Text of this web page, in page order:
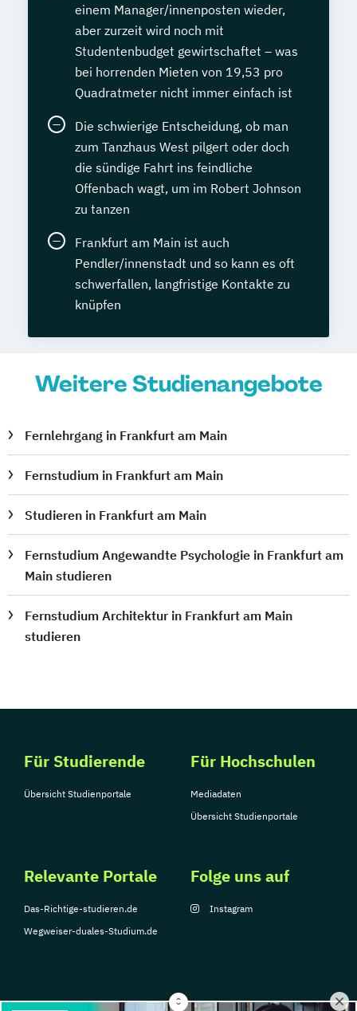
einem Manager/innenposten wieder,
aber zurzeit wird noch mit
Studentenbudget gewirtschaftet – was
bei horrenden Mieten von 19,53 pro
Quadratmeter nicht immer einfach ist
Die schwierige Entscheidung, ob man
zum Tanzhaus West pilgert oder doch
die sündige Fahrt ins feindliche
Offenbach wagt, um im Robert Johnson
zu tanzen
Frankfurt am Main ist auch
Pendler/innenstadt und so kann es oft
schwerfallen, langfristige Kontakte zu
knüpfen
Weitere Studienangebote
Fernlehrgang in Frankfurt am Main
Fernstudium in Frankfurt am Main
Studieren in Frankfurt am Main
Fernstudium Angewandte Psychologie in Frankfurt am
Main studieren
Fernstudium Architektur in Frankfurt am Main
studieren
Für Studierende
Übersicht Studienportale
Für Hochschulen
Mediadaten
Übersicht Studienportale
Relevante Portale
Das-Richtige-studieren.de
Wegweiser-duales-Studium.de
Folge uns auf
Instagram